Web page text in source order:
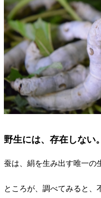
野生には、存在しない。
蚕は、絹を生み出す唯一の
ところが、調べてみると、